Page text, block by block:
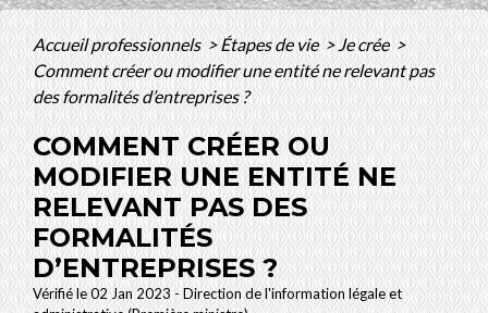
Accueil professionnels>Étapes de vie > Je crée >
Comment créer ou modifier une entité ne relevant pas
des formalités d’entreprises ?
COMMENT CRÉER OU
MODIFIER UNE ENTITÉ NE
RELEVANT PAS DES
FORMALITÉS
D’ENTREPRISES ?
Vérifié le 02 Jan 2023 - Direction de l'information légale et